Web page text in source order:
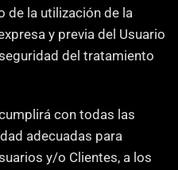
de la utilización de la
y previa del Usuario
del tratamiento
con todas las
adecuadas para
y/o Clientes, a los